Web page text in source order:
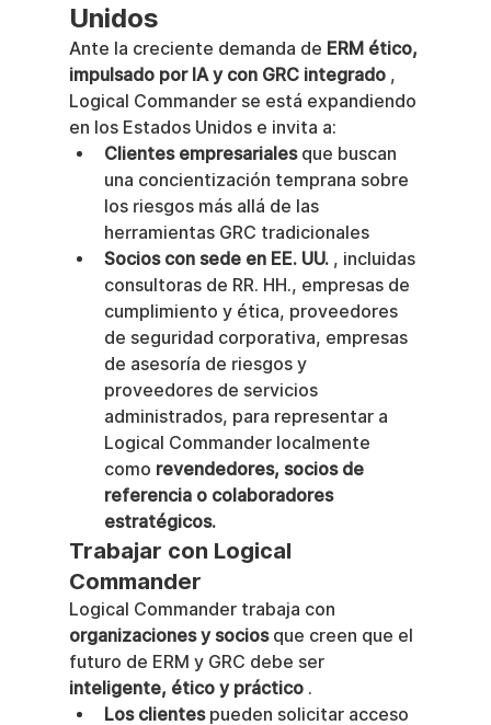
Unidos
Ante la creciente demanda de ERM ético,
impulsado por IA y con GRC integrado ,
Logical Commander se está expandiendo
en los Estados Unidos e invita a:
Clientes empresariales que buscan
una concientización temprana sobre
los riesgos más allá de las
herramientas GRC tradicionales
Socios con sede en EE. UU. , incluidas
consultoras de RR. HH., empresas de
cumplimiento y ética, proveedores
de seguridad corporativa, empresas
de asesoría de riesgos y
proveedores de servicios
administrados, para representar a
Logical Commander localmente
como revendedores, socios de
referencia o colaboradores
estratégicos.
Trabajar con Logical
Commander
Logical Commander trabaja con
organizaciones y socios que creen que el
futuro de ERM y GRC debe ser
inteligente, ético y práctico .
Los clientes pueden solicitar acceso